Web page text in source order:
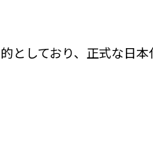
としており、正式な日